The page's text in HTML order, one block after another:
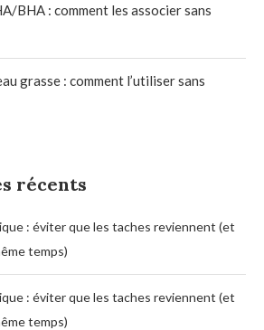
BHA : comment les associer sans
grasse : comment l’utiliser sans
récents
: éviter que les taches reviennent (et
temps)
: éviter que les taches reviennent (et
temps)